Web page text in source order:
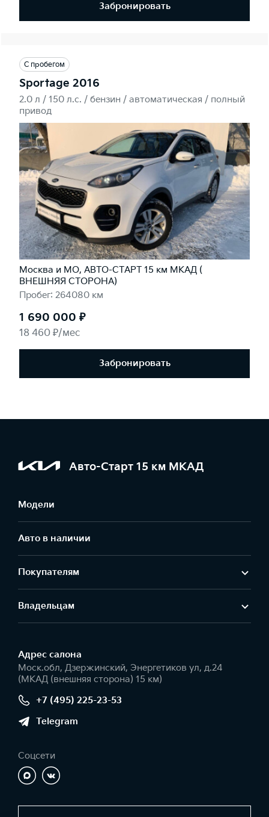
Забронировать
С пробегом
Sportage 2016
2.0 л / 150 л.c. / бензин / автоматическая / полный
привод
Москва и МО, АВТО-СТАРТ 15 км МКАД (
ВНЕШНЯЯ СТОРОНА)
Пробег: 264080 км
1 690 000 ₽
18 460 ₽/мес
Забронировать
Авто-Старт 15 км МКАД
Модели
Авто в наличии
Покупателям
Владельцам
Адрес салонa
Моск.обл, Дзержинский, Энергетиков ул, д.24
(МКАД (внешняя сторона) 15 км)
+7 (495) 225-23-53
Telegram
Соцсети